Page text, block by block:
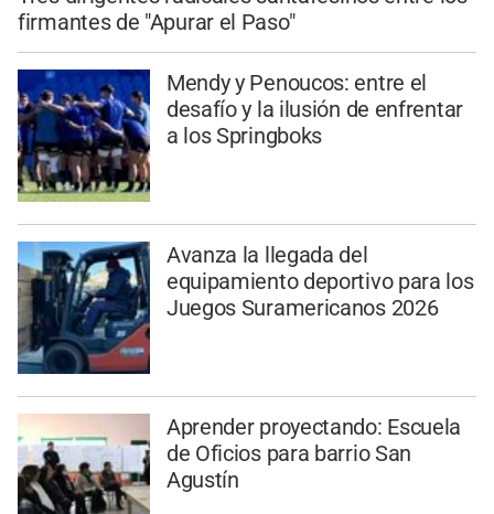
firmantes de "Apurar el Paso"
Mendy y Penoucos: entre el
desafío y la ilusión de enfrentar
a los Springboks
Avanza la llegada del
equipamiento deportivo para los
Juegos Suramericanos 2026
Aprender proyectando: Escuela
de Oficios para barrio San
Agustín